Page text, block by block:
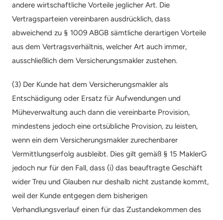
andere wirtschaftliche Vorteile jeglicher Art. Die
Vertragsparteien vereinbaren ausdrücklich, dass
abweichend zu § 1009 ABGB sämtliche derartigen Vorteile
aus dem Vertragsverhältnis, welcher Art auch immer,
ausschließlich dem Versicherungsmakler zustehen.
(3) Der Kunde hat dem Versicherungsmakler als
Entschädigung oder Ersatz für Aufwendungen und
Müheverwaltung auch dann die vereinbarte Provision,
mindestens jedoch eine ortsübliche Provision, zu leisten,
wenn ein dem Versicherungsmakler zurechenbarer
Vermittlungserfolg ausbleibt. Dies gilt gemäß § 15 MaklerG
jedoch nur für den Fall, dass (i) das beauftragte Geschäft
wider Treu und Glauben nur deshalb nicht zustande kommt,
weil der Kunde entgegen dem bisherigen
Verhandlungsverlauf einen für das Zustandekommen des